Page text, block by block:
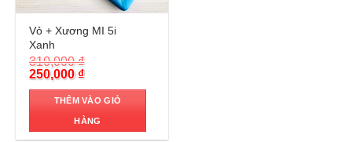
Vỏ + Xương MI 5i
Xanh
310,000₫
Original
price
was:
250,000 ₫Current
is:
THÊM VÀO GIỎ
HÀNG